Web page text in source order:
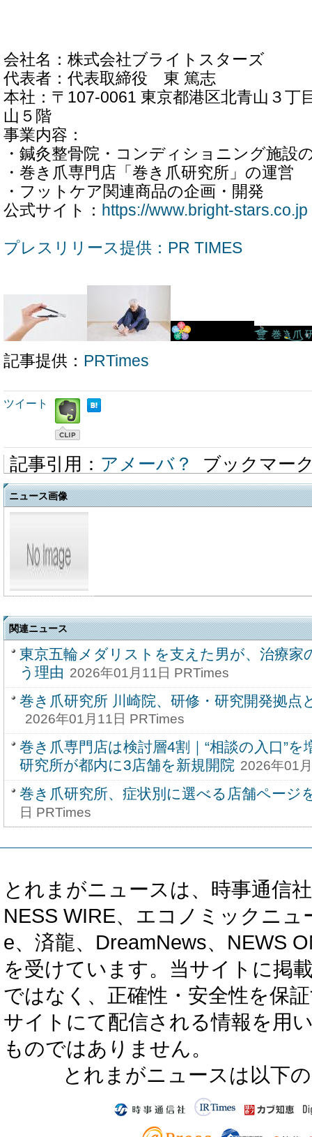
会社名：株式会社ブライトスターズ
代表者：代表取締役 東 篤志
本社：〒107-0061 東京都港区北青山３丁
山５階
事業内容：
・鍼灸整骨院・コンディショニング施設
・巻き爪専門店「巻き爪研究所」の運営
・フットケア関連商品の企画・開発
公式サイト： https://www.bright-stars.co.jp
プレスリリース提供：PR TIMES
記事提供： PRTimes
ツイート
記事引用： アメーバ？ ブックマー
ニュース画像
関連ニュース
東京五輪メダリストを支えた男が、治療家
う理由 2026年01月11日 PRTimes
巻き爪研究所 川崎院、研修・研究開発拠点
2026年01月11日 PRTimes
巻き爪専門店は検討層4割｜“相談の入口”
研究所が都内に3店舗を新規開院 2026年01
巻き爪研究所、症状別に選べる店舗ページ
日 PRTimes
とれまがニュースは、時事通信
NESS WIRE、エコノミックニ
e、済龍、DreamNews、NEWS
を受けています。当サイトに掲
ではなく、正確性・安全性を保
サイトにて配信される情報を用
ものではありません。
とれまがニュースは以下